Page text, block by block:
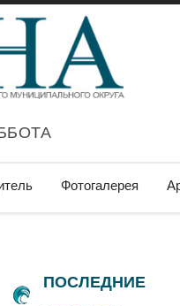
Фотогалерея
ПОСЛЕДНИЕ